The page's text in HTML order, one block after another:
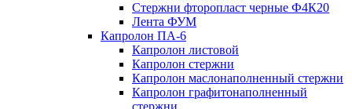
Стержни фторопласт черные Ф4К20
Лента ФУМ
Капролон ПА-6
Капролон листовой
Капролон стержни
Капролон маслонаполненный стержни
Капролон графитонаполненный
стержни